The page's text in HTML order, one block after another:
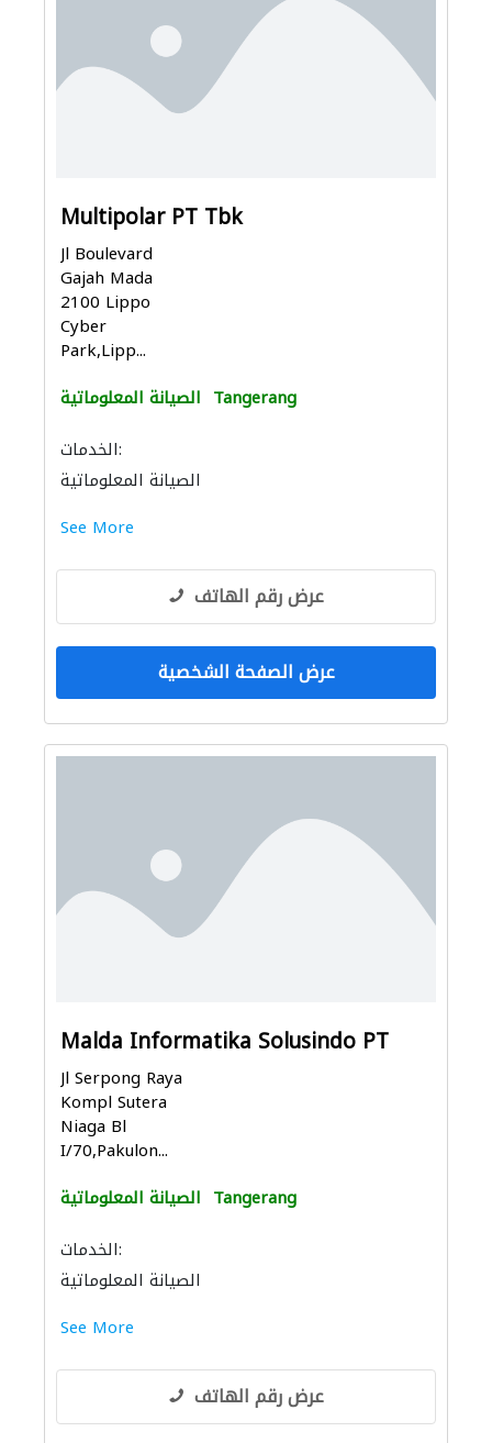
Multipolar PT Tbk
Jl Boulevard
Gajah Mada
2100 Lippo
Cyber
Park,Lipp...
الصيانة المعلوماتية Tangerang
الخدمات:
الصيانة المعلوماتية
See More
عرض رقم الهاتف
عرض الصفحة الشخصية
Malda Informatika Solusindo PT
Jl Serpong Raya
Kompl Sutera
Niaga Bl
I/70,Pakulon...
الصيانة المعلوماتية Tangerang
الخدمات:
الصيانة المعلوماتية
See More
عرض رقم الهاتف